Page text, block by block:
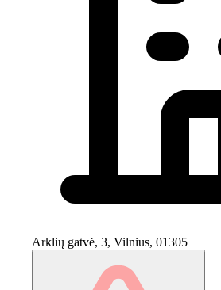
Arklių gatvė, 3, Vilnius, 01305